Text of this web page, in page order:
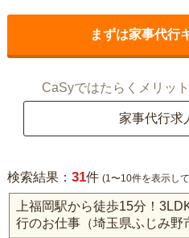
まずは家事代行
CaSyではたらくメリッ
家事代行求
検索結果： 31件 (1〜10件を表示し
上福岡駅から徒歩15分！
行のお仕事（埼玉県ふじみ野